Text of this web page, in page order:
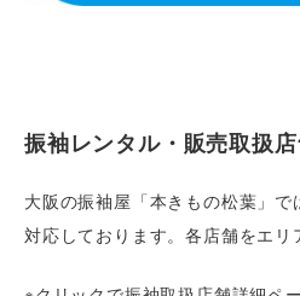
振袖レンタル・販売取扱
大阪の振袖屋「本きもの松葉」
対応しております。各店舗をエリ